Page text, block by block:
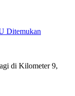
Ditemukan
di Kilometer 9,